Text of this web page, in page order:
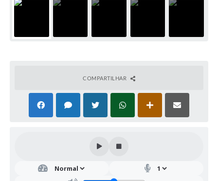
COMPARTILHAR